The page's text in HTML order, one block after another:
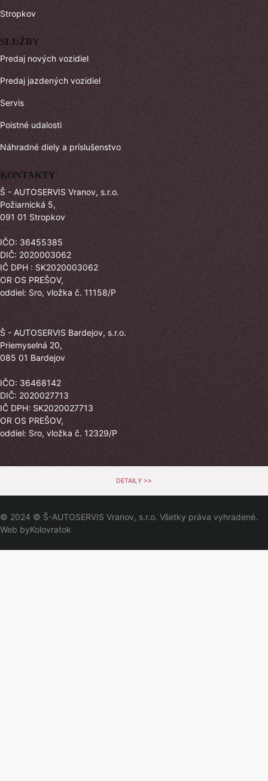
Stropkov
SLUŽBY
Predaj nových vozidiel
Predaj jazdených vozidiel
Servis
Poistné udalosti
Náhradné diely a príslušenstvo
KONTAKTY
Š - AUTOSERVIS Vranov, s.r.o.
Požiarnická 5,
091 01 Stropkov
IČO: 36455385
DIČ: 2020003062
IČ DPH : SK2020003062
OR OS PREŠOV,
oddiel: Sro, vložka č. 11158/P
Š - AUTOSERVIS Bardejov, s.r.o.
Priemyselná 20,
085 01 Bardejov
IČO: 36468142
DIČ: 2020027713
IČ DPH: SK2020027713
OR OS PREŠOV,
oddiel: Sro, vložka č. 12329/P
DETAILY >>
© 2024 © Š-AUTOSERVIS Vranov, s.r.o. Všetky práva vyhradené.
Web byKolovratok